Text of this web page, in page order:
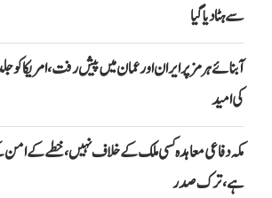
سے ہٹا دیا گیا
آبنائے ہرمز پر ایران اور عمان میں پیش رفت، امریکا
کی امید
مکہ دفاعی معاہدہ کسی ملک کے خلاف نہیں، خطے کے
ہے، ترک صدر